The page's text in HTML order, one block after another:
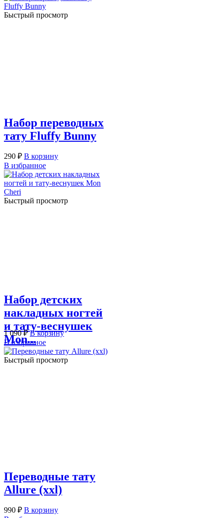
Быстрый просмотр
Набор переводных
тату Fluffy Bunny
290 ₽ В корзину
В избранное
Быстрый просмотр
Набор детских
накладных ногтей
и тату-веснушек
Mon...
1 090₽ В корзину
В избранное
Быстрый просмотр
Переводные тату
Allure (xxl)
990 ₽ В корзину